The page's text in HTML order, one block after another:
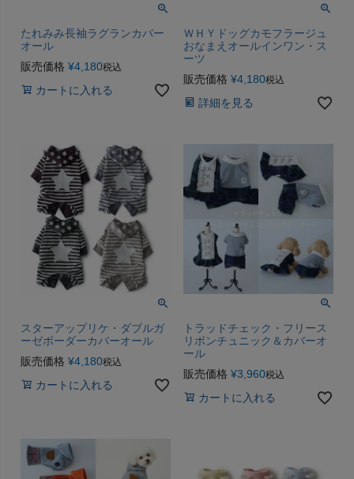
たれみみ長袖ラグランカバー
オール
販売価格 ¥4,180税込
カートに入れる
ＷＨＹドッグカモフラージュ
おなまえオールインワン・ス
ーツ
販売価格 ¥4,180税込
詳細を見る
スターアップリケ・ダブルガ
ーゼボーダーカバーオール
販売価格 ¥4,180税込
カートに入れる
トラッドチェック・フリース
リボンチュニック＆カバーオ
ール
販売価格 ¥3,960税込
カートに入れる